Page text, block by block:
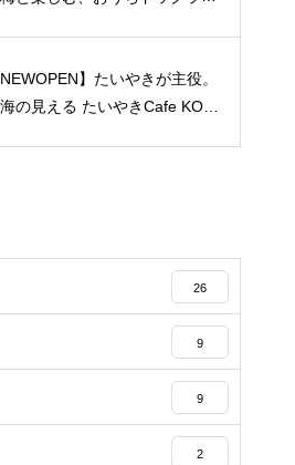
NEWOPEN】たいやきが主役。
海の見える たいやきCafe KOM
26
9
9
2